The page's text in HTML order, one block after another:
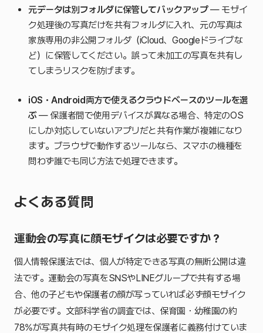
元データは別フォルダに保管してバックアップ— モザイ
ク処理後の写真だけを共有フォルダに入れ、元の写真は
家族専用の非公開フォルダ（iCloud、Googleドライブな
ど）に保管してください。誤って未加工の写真を共有し
てしまうリスクを防げます。
iOS・Android両方で使えるクラウドベースのツールを選
ぶ— 保護者間で使用デバイスが異なる場合、特定のOS
にしか対応していないアプリだと共有作業が複雑になり
ます。ブラウザで動作するツールなら、スマホの機種を
問わず誰でも同じ方法で処理できます。
よくある質問
運動会の写真に顔モザイクは必要ですか？
個人情報保護法では、個人が特定できる写真の無断公開は違
法です。運動会の写真をSNSやLINEグループで共有する場
合、他の子どもや保護者の顔が写っていれば必ず顔モザイク
が必要です。文部科学省の調査では、保育園・幼稚園の約
78%が写真共有時のモザイク処理を保護者に義務付けていま